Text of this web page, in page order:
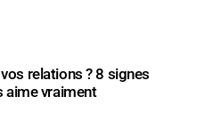
relations ? 8 signes
aime vraiment